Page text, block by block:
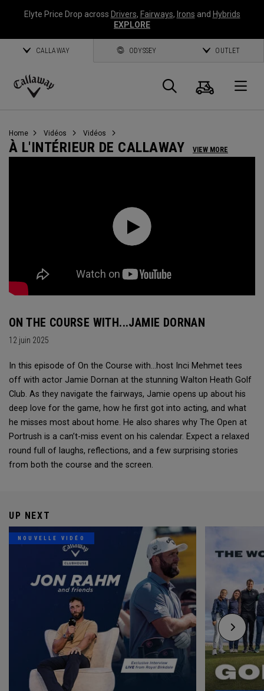
Elyte Price Drop across Drivers, Fairways, Irons and Hybrids
EXPLORE
CALLAWAY ODYSSEY OUTLET
Callaway
Panier
Home Vidéos Vidéos
À L'INTÉRIEUR DE CALLAWAY VIEW MORE
ON THE COURSE WITH...JAMIE DORNAN
12 juin 2025
In this episode of On the Course with...host Inci Mehmet tees
off with actor Jamie Dornan at the stunning Walton Heath Golf
Club. As they navigate the fairways, Jamie opens up about his
deep love for the game, how he first got into acting, and what
he misses most about home. He also shares why The Open at
Portrush is a can’t-miss event on his calendar. Expect a relaxed
round full of laughs, reflections, and a few surprising stories
from both the course and the screen.
UP NEXT
NOUVELLE VIDÉO